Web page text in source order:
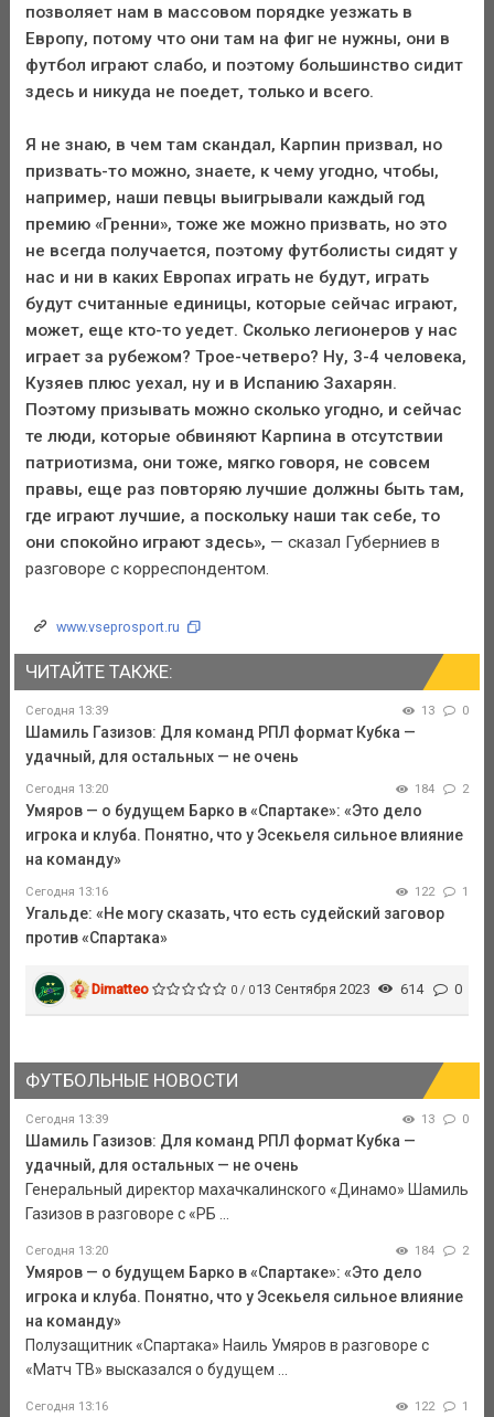
позволяет нам в массовом порядке уезжать в
Европу, потому что они там на фиг не нужны, они в
футбол играют слабо, и поэтому большинство сидит
здесь и никуда не поедет, только и всего.
Я не знаю, в чем там скандал, Карпин призвал, но
призвать-то можно, знаете, к чему угодно, чтобы,
например, наши певцы выигрывали каждый год
премию «Гренни», тоже же можно призвать, но это
не всегда получается, поэтому футболисты сидят у
нас и ни в каких Европах играть не будут, играть
будут считанные единицы, которые сейчас играют,
может, еще кто-то уедет. Сколько легионеров у нас
играет за рубежом? Трое-четверо? Ну, 3-4 человека,
Кузяев плюс уехал, ну и в Испанию Захарян.
Поэтому призывать можно сколько угодно, и сейчас
те люди, которые обвиняют Карпина в отсутствии
патриотизма, они тоже, мягко говоря, не совсем
правы, еще раз повторяю лучшие должны быть там,
где играют лучшие, а поскольку наши так себе, то
они спокойно играют здесь», — сказал Губерниев в
разговоре с корреспондентом.
www.vseprosport.ru
ЧИТАЙТЕ ТАКЖЕ:
Сегодня 13:39 13 0
Шамиль Газизов: Для команд РПЛ формат Кубка —
удачный, для остальных — не очень
Сегодня 13:20 184 2
Умяров — о будущем Барко в «Спартаке»: «Это дело
игрока и клуба. Понятно, что у Эсекьеля сильное влияние
на команду»
Сегодня 13:16 122 1
Угальде: «Не могу сказать, что есть судейский заговор
против «Спартака»
Dimatteo 0 / 013 Сентября 2023 614 0
ФУТБОЛЬНЫЕ НОВОСТИ
Сегодня 13:39 13 0
Шамиль Газизов: Для команд РПЛ формат Кубка —
удачный, для остальных — не очень
Генеральный директор махачкалинского «Динамо» Шамиль
Газизов в разговоре с «РБ ...
Сегодня 13:20 184 2
Умяров — о будущем Барко в «Спартаке»: «Это дело
игрока и клуба. Понятно, что у Эсекьеля сильное влияние
на команду»
Полузащитник «Спартака» Наиль Умяров в разговоре с
«Матч ТВ» высказался о будущем ...
Сегодня 13:16 122 1